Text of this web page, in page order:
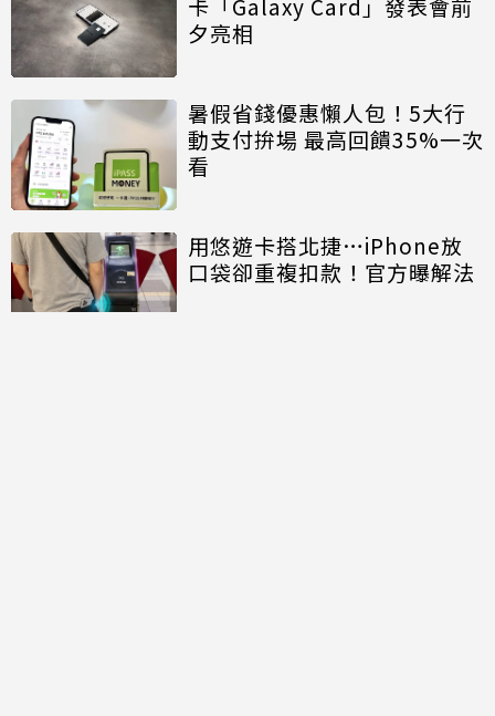
卡「Galaxy Card」發表會前
夕亮相
暑假省錢優惠懶人包！5大行
動支付拚場 最高回饋35%一次
看
用悠遊卡搭北捷…iPhone放
口袋卻重複扣款！官方曝解法